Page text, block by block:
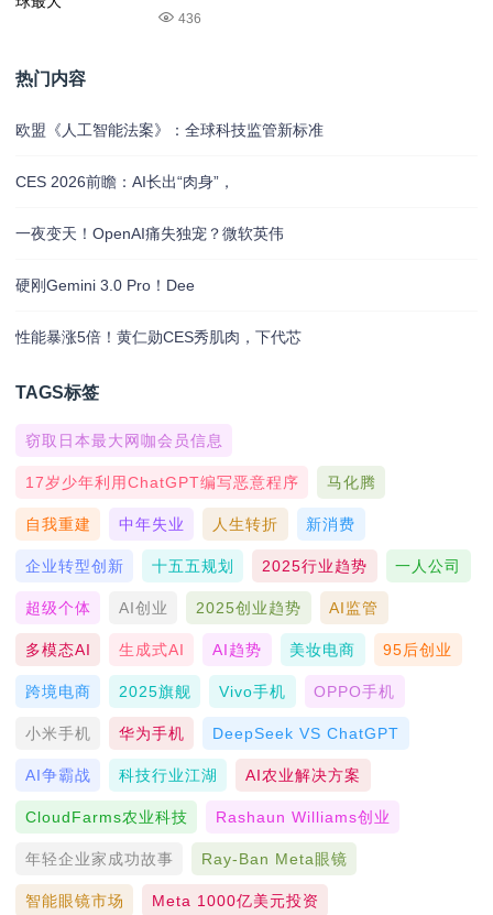
436
热门内容
欧盟《人工智能法案》：全球科技监管新标准
CES 2026前瞻：AI长出“肉身”，
一夜变天！OpenAI痛失独宠？微软英伟
硬刚Gemini 3.0 Pro！Dee
性能暴涨5倍！黄仁勋CES秀肌肉，下代芯
TAGS标签
窃取日本最大网咖会员信息
17岁少年利用ChatGPT编写恶意程序 马化腾
自我重建 中年失业 人生转折 新消费
企业转型创新 十五五规划 2025行业趋势 一人公司
超级个体 AI创业 2025创业趋势 AI监管
多模态AI 生成式AI AI趋势 美妆电商 95后创业
跨境电商 2025旗舰 Vivo手机 OPPO手机
小米手机 华为手机 DeepSeek VS ChatGPT
AI争霸战 科技行业江湖 AI农业解决方案
CloudFarms农业科技 Rashaun Williams创业
年轻企业家成功故事 Ray-Ban Meta眼镜
智能眼镜市场 Meta 1000亿美元投资